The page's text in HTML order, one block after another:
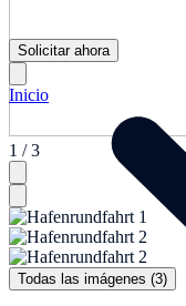
1 / 3
Todas las imágenes (3)
Solicitar ahora
Inicio